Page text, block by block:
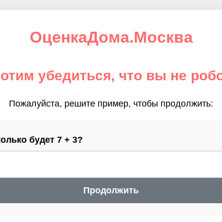
ОценкаДома.Москва
убедиться, что вы не
Пожалуйста, решите пример, чтобы продолжить:
будет 7 + 3?
Продолжить